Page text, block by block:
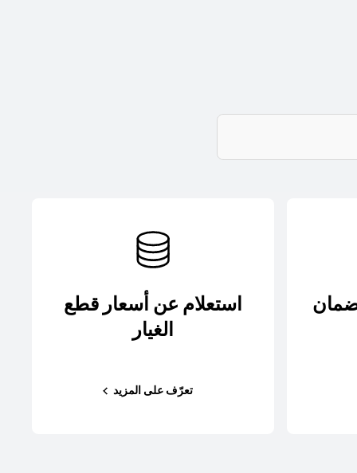
استعلام عن أسعار قطع
الغيار
تعرّف على المزيد